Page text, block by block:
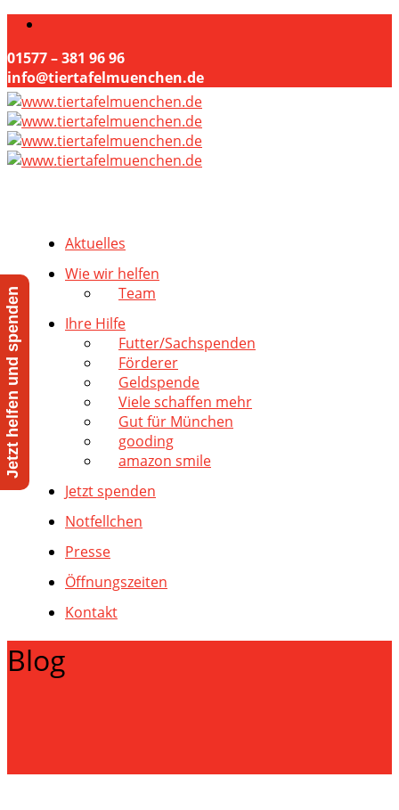
01577 – 381 96 96
info@tiertafelmuenchen.de
Aktuelles
Wie wir helfen
Team
Ihre Hilfe
Futter/Sachspenden
Förderer
Geldspende
Viele schaffen mehr
Gut für München
gooding
amazon smile
Jetzt spenden
Notfellchen
Presse
Öffnungszeiten
Kontakt
Blog
Jetzt helfen und spenden